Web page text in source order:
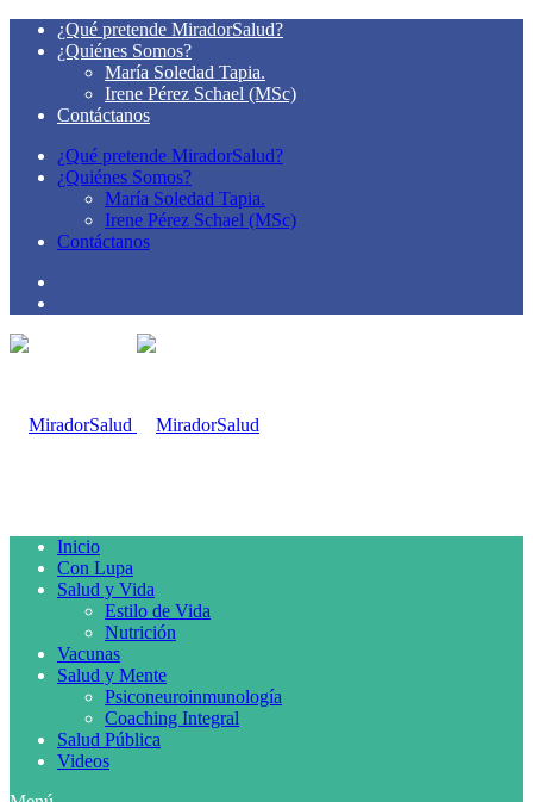
¿Qué pretende MiradorSalud?
¿Quiénes Somos?
María Soledad Tapia.
Irene Pérez Schael (MSc)
Contáctanos
¿Qué pretende MiradorSalud?
¿Quiénes Somos?
María Soledad Tapia.
Irene Pérez Schael (MSc)
Contáctanos
Inicio
Con Lupa
Salud y Vida
Estilo de Vida
Nutrición
Vacunas
Salud y Mente
Psiconeuroinmunología
Coaching Integral
Salud Pública
Videos